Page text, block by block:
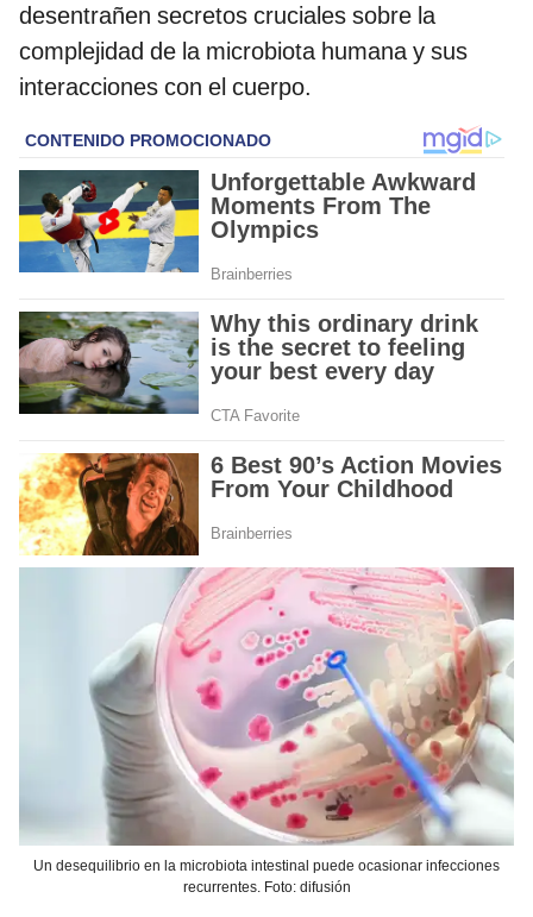
desentrañen secretos cruciales sobre la
complejidad de la microbiota humana y sus
interacciones con el cuerpo.
Un desequilibrio en la microbiota intestinal puede ocasionar infecciones
recurrentes. Foto: difusión